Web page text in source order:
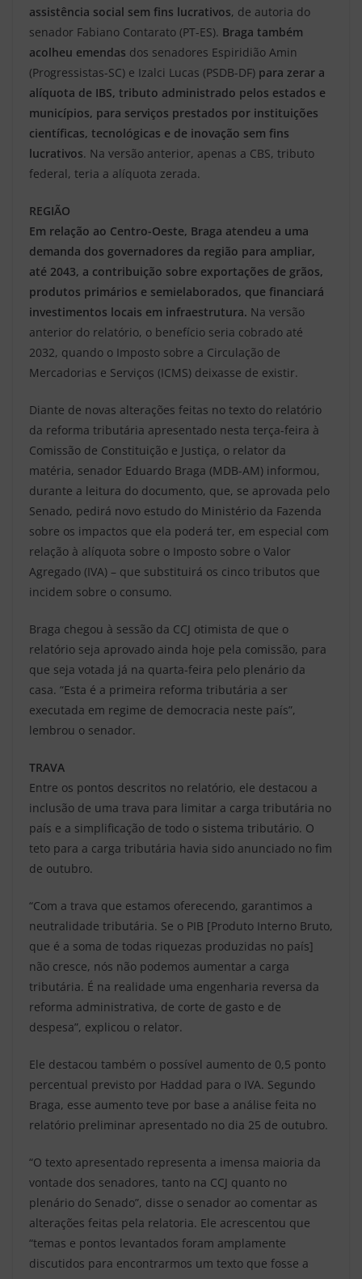
assistência social sem fins lucrativos, de autoria do
senador Fabiano Contarato (PT-ES). Braga também
acolheu emendas dos senadores Espiridião Amin
(Progressistas-SC) e Izalci Lucas (PSDB-DF) para zerar a
alíquota de IBS, tributo administrado pelos estados e
municípios, para serviços prestados por instituições
científicas, tecnológicas e de inovação sem fins
lucrativos. Na versão anterior, apenas a CBS, tributo
federal, teria a alíquota zerada.
REGIÃO
Em relação ao Centro-Oeste, Braga atendeu a uma
demanda dos governadores da região para ampliar,
até 2043, a contribuição sobre exportações de grãos,
produtos primários e semielaborados, que financiará
investimentos locais em infraestrutura. Na versão
anterior do relatório, o benefício seria cobrado até
2032, quando o Imposto sobre a Circulação de
Mercadorias e Serviços (ICMS) deixasse de existir.
Diante de novas alterações feitas no texto do relatório
da reforma tributária apresentado nesta terça-feira à
Comissão de Constituição e Justiça, o relator da
matéria, senador Eduardo Braga (MDB-AM) informou,
durante a leitura do documento, que, se aprovada pelo
Senado, pedirá novo estudo do Ministério da Fazenda
sobre os impactos que ela poderá ter, em especial com
relação à alíquota sobre o Imposto sobre o Valor
Agregado (IVA) – que substituirá os cinco tributos que
incidem sobre o consumo.
Braga chegou à sessão da CCJ otimista de que o
relatório seja aprovado ainda hoje pela comissão, para
que seja votada já na quarta-feira pelo plenário da
casa. “Esta é a primeira reforma tributária a ser
executada em regime de democracia neste país”,
lembrou o senador.
TRAVA
Entre os pontos descritos no relatório, ele destacou a
inclusão de uma trava para limitar a carga tributária no
país e a simplificação de todo o sistema tributário. O
teto para a carga tributária havia sido anunciado no fim
de outubro.
“Com a trava que estamos oferecendo, garantimos a
neutralidade tributária. Se o PIB [Produto Interno Bruto,
que é a soma de todas riquezas produzidas no país]
não cresce, nós não podemos aumentar a carga
tributária. É na realidade uma engenharia reversa da
reforma administrativa, de corte de gasto e de
despesa”, explicou o relator.
Ele destacou também o possível aumento de 0,5 ponto
percentual previsto por Haddad para o IVA. Segundo
Braga, esse aumento teve por base a análise feita no
relatório preliminar apresentado no dia 25 de outubro.
“O texto apresentado representa a imensa maioria da
vontade dos senadores, tanto na CCJ quanto no
plenário do Senado”, disse o senador ao comentar as
alterações feitas pela relatoria. Ele acrescentou que
“temas e pontos levantados foram amplamente
discutidos para encontrarmos um texto que fosse a